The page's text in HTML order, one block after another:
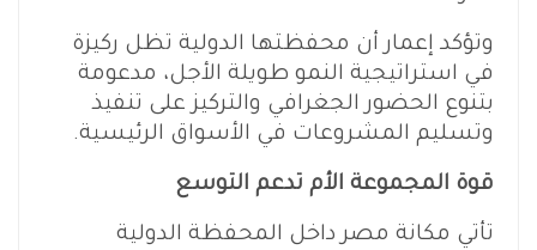
وتؤكد إعمار أن محفظتها الدولية تظل ركيزة
في استراتيجية النمو طويلة الأجل، مدعومة
بتنوع الحضور الجغرافي والتركيز على تنفيذ
وتسليم المشروعات في الأسواق الرئيسية.
قوة المجموعة الأم تدعم التوسع
تأتي مكانة مصر داخل المحفظة الدولية